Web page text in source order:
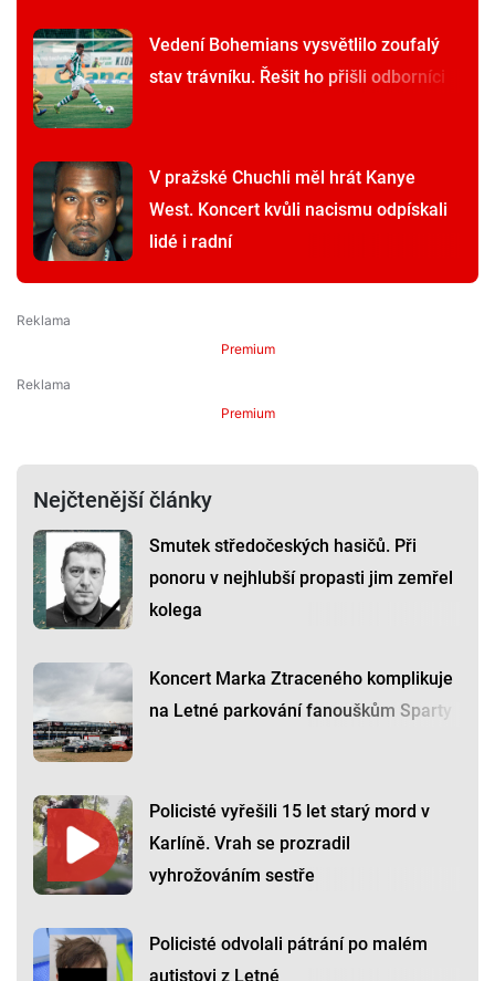
Vedení Bohemians vysvětlilo zoufalý
stav trávníku. Řešit ho přišli odborníci
V pražské Chuchli měl hrát Kanye
West. Koncert kvůli nacismu odpískali
lidé i radní
Premium
Premium
Nejčtenější články
Smutek středočeských hasičů. Při
ponoru v nejhlubší propasti jim zemřel
kolega
Koncert Marka Ztraceného komplikuje
na Letné parkování fanouškům Sparty
Policisté vyřešili 15 let starý mord v
Karlíně. Vrah se prozradil
vyhrožováním sestře
Policisté odvolali pátrání po malém
autistovi z Letné